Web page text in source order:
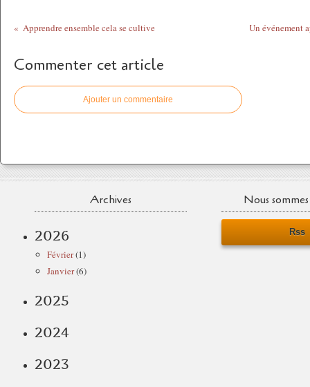
Apprendre ensemble cela se cultive Un événement
Commenter cet article
Ajouter un commentaire
Archives
2026
Février(1)
Janvier(6)
2025
2024
2023
Nous
Rss